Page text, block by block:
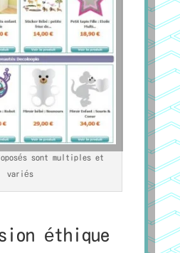
sont multiples et
variés
éthique